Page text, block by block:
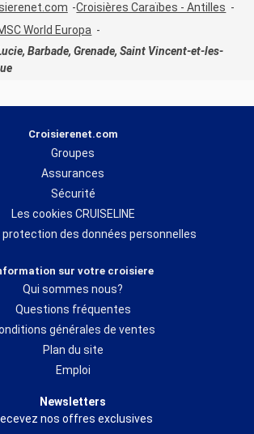
Croisières Caraïbes - Antilles
World Europa
Barbade, Grenade, Saint Vincent-et-les-
Croisierenet.com
Groupes
Assurances
Sécurité
Les cookies CRUISELINE
protection des données personnelles
sur votre croisiere
Qui sommes nous?
Questions fréquentes
générales de ventes
Plan du site
Emploi
Newsletters
nos offres exclusives